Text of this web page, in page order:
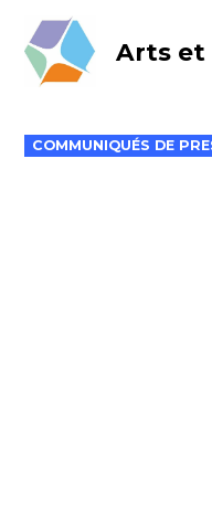
content
Arts
POSTED
IN
COMMUNIQUÉS DE